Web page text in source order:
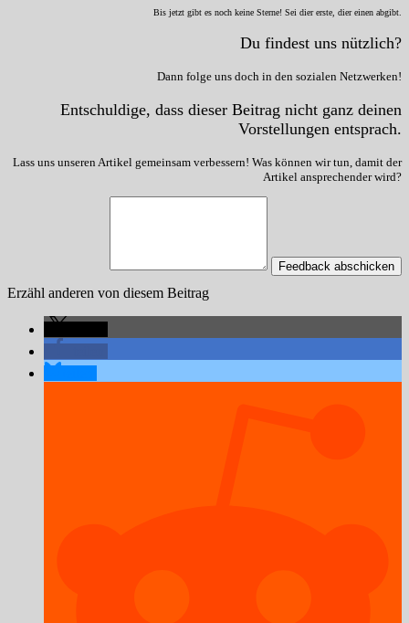
Bis jetzt gibt es noch keine Sterne! Sei dier erste, dier einen abgibt.
Du findest uns nützlich?
Dann folge uns doch in den sozialen Netzwerken!
Entschuldige, dass dieser Beitrag nicht ganz deinen
Vorstellungen entsprach.
Lass uns unseren Artikel gemeinsam verbessern! Was können wir tun, damit der
Artikel ansprechender wird?
Feedback abschicken
Erzähl anderen von diesem Beitrag